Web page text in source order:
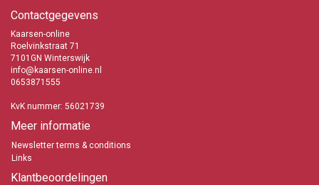
Contactgegevens
Kaarsen-online
Roelvinkstraat 71
7101GN Winterswijk
info@kaarsen-online.nl
0653871555
KvK nummer: 56021739
Meer informatie
Newsletter terms & conditions
Links
Klantbeoordelingen